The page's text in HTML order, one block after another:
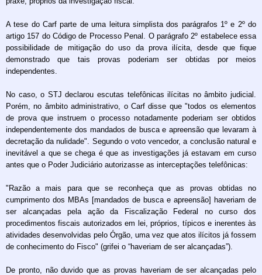
A tese do Carf parte de uma leitura simplista dos parágrafos 1º e 2º do
artigo 157 do Código de Processo Penal. O parágrafo 2º estabelece essa
possibilidade de mitigação do uso da prova ilícita, desde que fique
demonstrado que tais provas poderiam ser obtidas por meios
independentes.
No caso, o STJ declarou escutas telefônicas ilícitas no âmbito judicial.
Porém, no âmbito administrativo, o Carf disse que "todos os elementos
de prova que instruem o processo notadamente poderiam ser obtidos
independentemente dos mandados de busca e apreensão que levaram à
decretação da nulidade". Segundo o voto vencedor, a conclusão natural e
inevitável a que se chega é que as investigações já estavam em curso
antes que o Poder Judiciário autorizasse as interceptações telefônicas:
"Razão a mais para que se reconheça que as provas obtidas no
cumprimento dos MBAs [mandados de busca e apreensão] haveriam de
ser alcançadas pela ação da Fiscalização Federal no curso dos
procedimentos fiscais autorizados em lei, próprios, típicos e inerentes às
atividades desenvolvidas pelo Órgão, uma vez que atos ilícitos já fossem
de conhecimento do Fisco" (grifei o “haveriam de ser alcançadas”).
De pronto, não duvido que as provas haveriam de ser alcançadas pelo